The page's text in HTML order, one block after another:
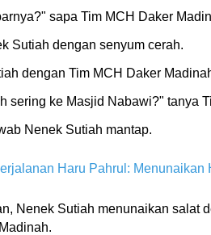
sapa Tim MCH Daker
Sutiah dengan senyum cerah.
dengan Tim MCH Daker
sering ke Masjid Nabawi?" tanya
Nenek Sutiah mantap.
Haru Pahrul: Menunaikan
Nenek Sutiah menunaikan salat